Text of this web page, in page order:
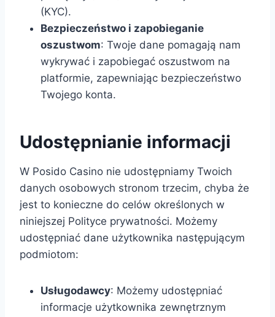
(KYC).
Bezpieczeństwo i zapobieganie
oszustwom: Twoje dane pomagają nam
wykrywać i zapobiegać oszustwom na
platformie, zapewniając bezpieczeństwo
Twojego konta.
Udostępnianie informacji
W Posido Casino nie udostępniamy Twoich
danych osobowych stronom trzecim, chyba że
jest to konieczne do celów określonych w
niniejszej Polityce prywatności. Możemy
udostępniać dane użytkownika następującym
podmiotom:
Usługodawcy: Możemy udostępniać
informacje użytkownika zewnętrznym